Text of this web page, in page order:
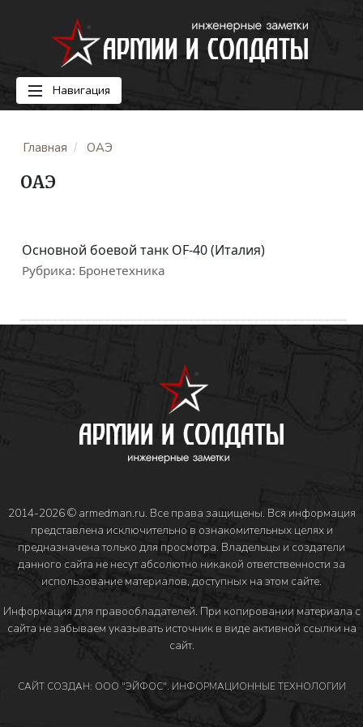
Навигация
Главная ОАЭ
ОАЭ
Основной боевой танк OF-40 (Италия)
Рубрика: Бронетехника
2014-2026 © armedman.ru. Все права защищены. Вся информация
представлена исключительно в ознакомительных целях и
предназначена только для просмотра. Владельцы и создатели
данного сайта не несут абсолютно никакой ответственности за
использование материалов, доступных на этом сайте.
Информация для правообладателей. При копировании материала с
сайта не забываем указывать источник в виде активной ссылки на
сайт.
САЙТ СОЗДАН: ООО "ЭЙФОС". ИНФОРМАЦИОННЫЕ ТЕХНОЛОГИИ